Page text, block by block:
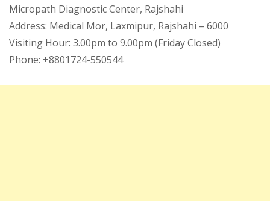
Micropath Diagnostic Center, Rajshahi
Address: Medical Mor, Laxmipur, Rajshahi – 6000
Visiting Hour: 3.00pm to 9.00pm (Friday Closed)
Phone: +8801724-550544